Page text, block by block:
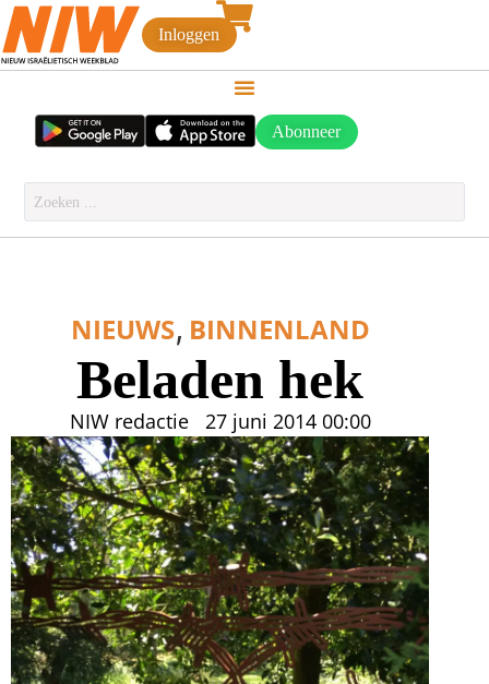
Inloggen
Abonneer
NIEUWS, BINNENLAND
Beladen hek
NIW redactie 27 juni 2014 00:00